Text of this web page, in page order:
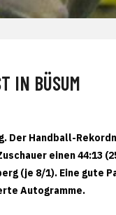
IN BÜSUM
Der Handball-
einen 44:13
(je 8/1). Eine
Autogramme.